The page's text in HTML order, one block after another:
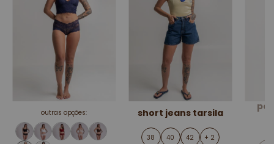
outras opções: short jeans tarsila
38 40 42 + 2